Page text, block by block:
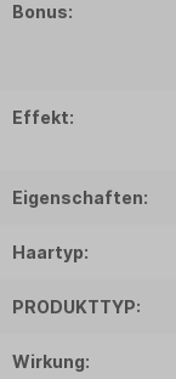
Bonus:
Effekt:
Eigenschaften:
Haartyp:
PRODUKTTYP:
Wirkung: